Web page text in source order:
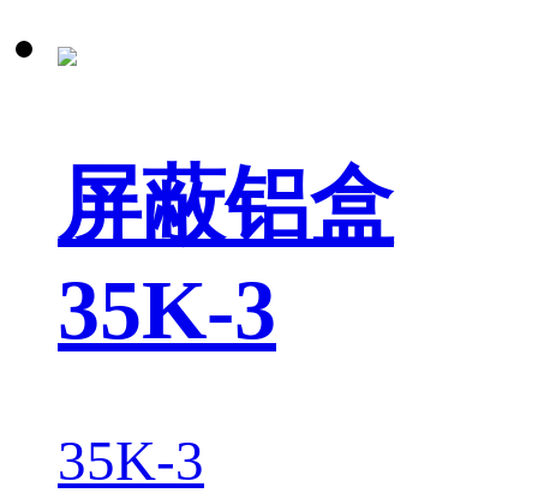
屏蔽铝盒
35K-3
35K-3